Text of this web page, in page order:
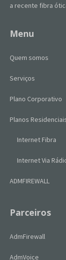
a recente fibra
Menu
Quem somos
Serviços
Plano Corporativo
Planos
Internet Fibra
Internet Via
ADMFIREWALL
Parceiros
AdmFirewall
AdmVoice